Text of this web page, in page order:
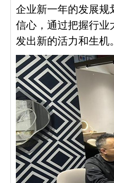
企业新一年的发展规
信心，通过把握行业
发出新的活力和生机